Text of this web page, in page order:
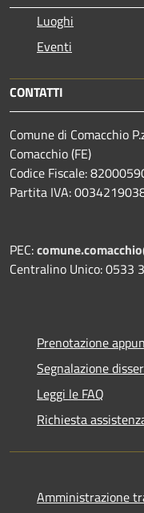
Luoghi
Eventi
CONTATTI
Comune di Comacchio
Comacchio (FE)
Codice Fiscale:
Partita IVA:
PEC:
Centralino Unico: 0533
Prenotazione
Segnalazione
Leggi le FAQ
Richiesta
Amministrazione